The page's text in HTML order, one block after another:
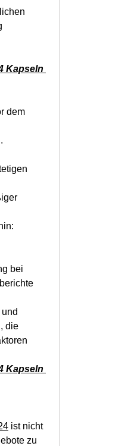
Kapseln
dem
bei
die
Kapseln
ist nicht
zu